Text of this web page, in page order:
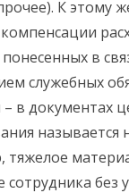
К этому
в
служебных
– в документах
называется
тяжелое
без